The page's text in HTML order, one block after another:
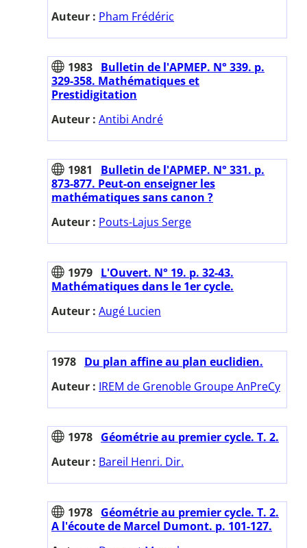
Auteur : Pham Frédéric
1983 Bulletin de l'APMEP. N° 339. p.
329-358. Mathématiques et
Prestidigitation
Auteur : Antibi André
1981
Bulletin de l'APMEP. N° 331. p.
873-877. Peut-on enseigner les
mathématiques sans canon ?
Auteur : Pouts-Lajus Serge
1979 L'Ouvert. N° 19. p. 32-43.
Mathématiques dans le 1er cycle.
Auteur : Augé Lucien
1978 Du plan affine au plan euclidien.
Auteur : IREM de Grenoble Groupe AnPreCy
1978 Géométrie au premier cycle. T. 2.
Auteur : Bareil Henri. Dir.
1978 Géométrie au premier cycle. T. 2.
A l'écoute de Marcel Dumont. p. 101-127.